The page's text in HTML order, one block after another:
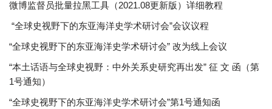
微博监督员批量拉黑工具（2021.08更新版）详细教程
“全球史视野下的东亚海洋史学术研讨会”会议议程
“全球史视野下的东亚海洋史学术研讨会” 改为线上会议
“本土话语与全球史视野：中外关系史研究再出发” 征 文 函（第
1号通知）
“全球史视野下的东亚海洋史学术研讨会”第1号通知函